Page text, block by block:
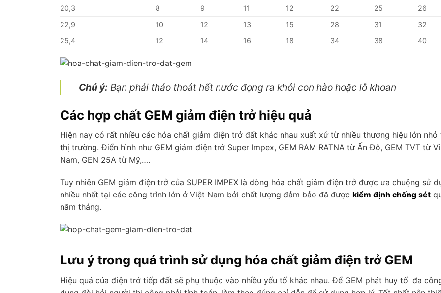
20,3
8 9 11 12 22 25
26
22,9
10 12 13 15 28 31
32
25,4
12 14 16 18 34 38 40
Chú ý: Bạn phải tháo thoát hết nước đọng ra khỏi con hào hoặc lỗ khoan
Các hợp chất GEM giảm điện trở hiệu quả
Hiện nay có rất nhiều các hóa chất giảm điện trở đất khác nhau xuất xứ từ nhiều thương hiệu lớn nhỏ
thị trường. Điển hình như GEM giảm điện trở Super Impex, GEM RAM RATNA từ Ấn Độ, GEM TVT từ
Nam, GEN 25A từ Mỹ,….
Tuy nhiên GEM giảm điện trở của SUPER IMPEX là dòng hóa chất giảm điện trở được ưa chuộng sử
nhiều nhất tại các công trình lớn ở Việt Nam bởi chất lượng đảm bảo đã được kiểm định chống sét
năm tháng.
Lưu ý trong quá trình sử dụng hóa chất giảm điện trở GEM
Hiệu quả của điện trở tiếp đất sẽ phụ thuộc vào nhiều yếu tố khác nhau. Để GEM phát huy tối đa